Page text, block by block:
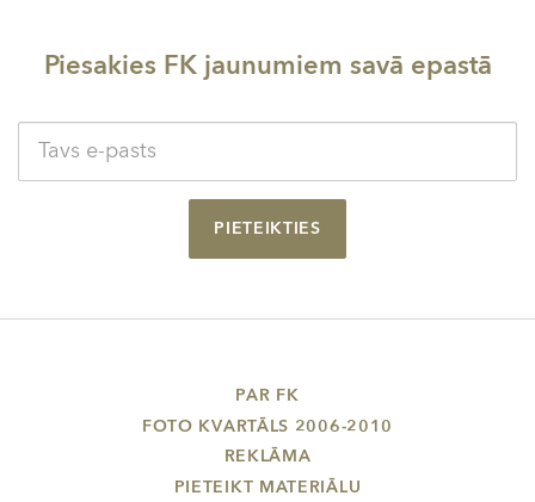
Piesakies FK jaunumiem savā epastā
PIETEIKTIES
PAR FK
FOTO KVARTĀLS 2006-2010
REKLĀMA
PIETEIKT MATERIĀLU